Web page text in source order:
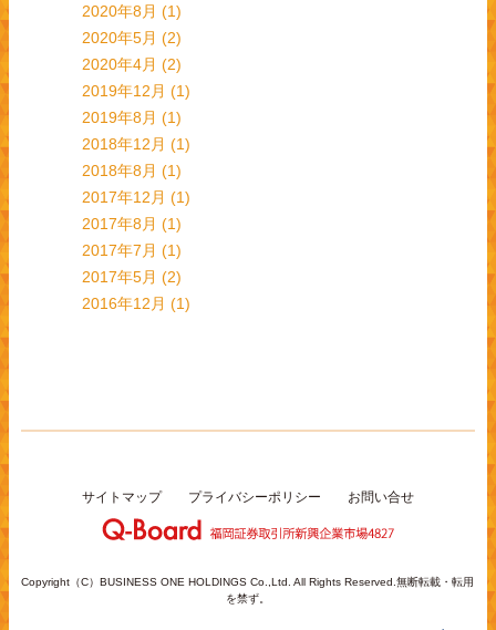
2020年8月 (1)
2020年5月 (2)
2020年4月 (2)
2019年12月 (1)
2019年8月 (1)
2018年12月 (1)
2018年8月 (1)
2017年12月 (1)
2017年8月 (1)
2017年7月 (1)
2017年5月 (2)
2016年12月 (1)
サイトマップ プライバシーポリシー お問い合せ
Copyright（C）BUSINESS ONE HOLDINGS Co.,Ltd. All Rights Reserved.無断転載・転用
を禁ず。